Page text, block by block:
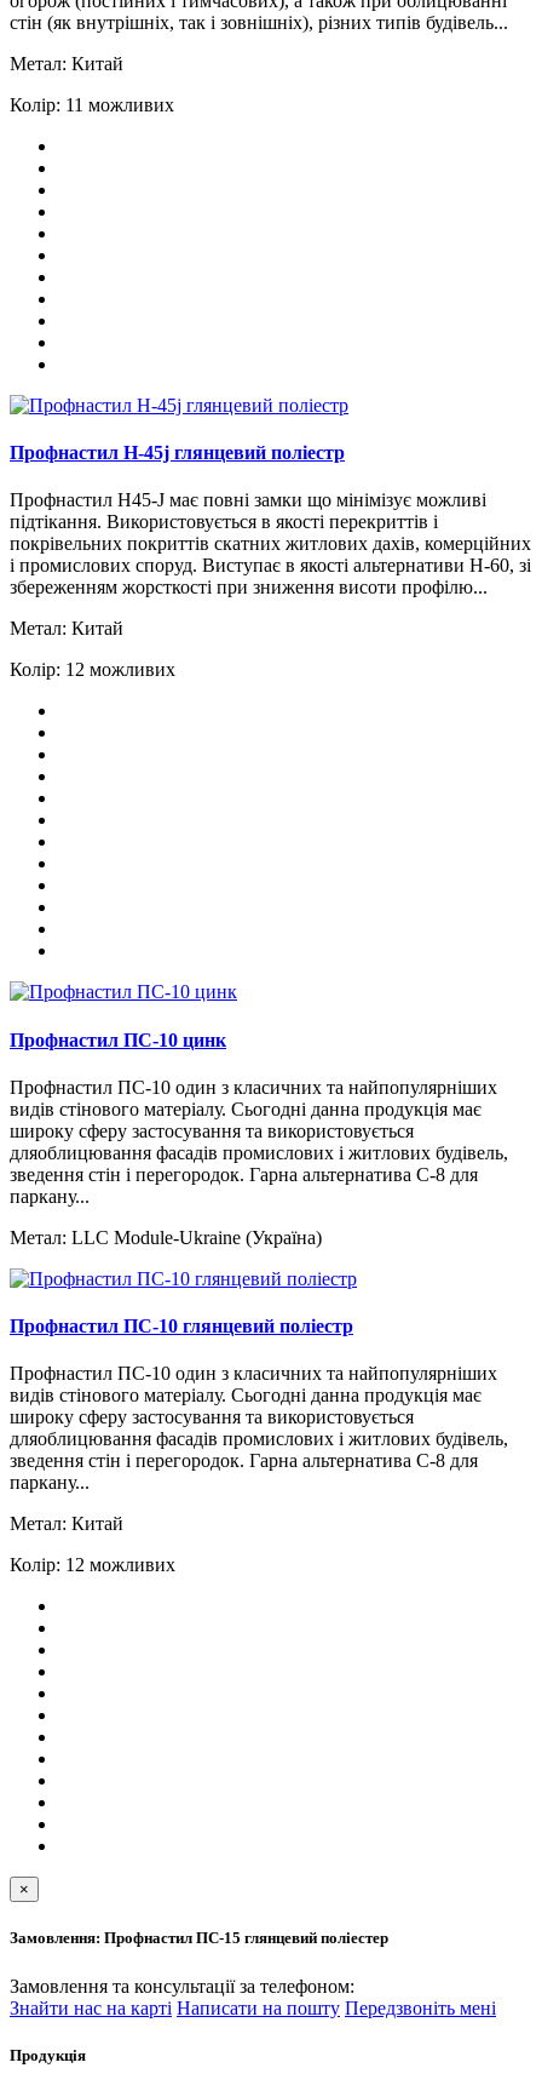
стін (як внутрішніх, так і зовнішніх), різних типів будівель...
Метал: Китай
Колір: 11 можливих
Профнастил H-45j глянцевий поліестр
Профнастил H45-J має повні замки що мінімізує можливі
підтікання. Використовується в якості перекриттів і
покрівельних покриттів скатних житлових дахів, комерційних
і промислових споруд. Виступає в якості альтернативи Н-60, зі
збереженням жорсткості при зниження висоти профілю...
Метал: Китай
Колір: 12 можливих
Профнастил ПС-10 цинк
Профнастил ПС-10 один з класичних та найпопулярніших
видів стінового матеріалу. Сьогодні данна продукція має
широку сферу застосування та використовується
дляоблицювання фасадів промислових і житлових будівель,
зведення стін і перегородок. Гарна альтернатива С-8 для
паркану...
Метал: LLC Module-Ukraine (Україна)
Профнастил ПС-10 глянцевий поліестр
Профнастил ПС-10 один з класичних та найпопулярніших
видів стінового матеріалу. Сьогодні данна продукція має
широку сферу застосування та використовується
дляоблицювання фасадів промислових і житлових будівель,
зведення стін і перегородок. Гарна альтернатива С-8 для
паркану...
Метал: Китай
Колір: 12 можливих
×
Замовлення: Профнастил ПС-15 глянцевий поліестер
Замовлення та консультації за телефоном:
Знайти нас на карті Написати на пошту Передзвоніть мені
Продукція